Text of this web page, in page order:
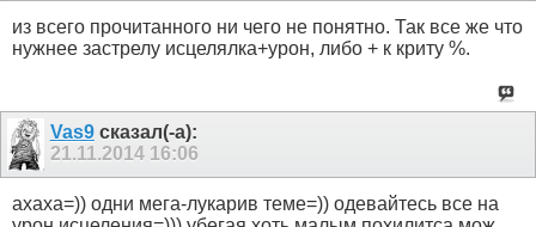
из всего прочитанного ни чего не понятно. Так все же что
нужнее застрелу исцелялка+урон, либо + к криту %.
Vas9сказал(-а):
21.11.2014 16:06
ахаха=)) одни мега-лукарив теме=)) одевайтесь все на